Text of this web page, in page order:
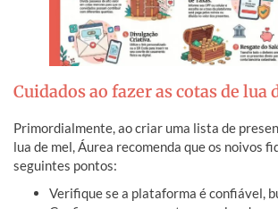
Cuidados ao fazer as cotas de lua
Primordialmente, ao criar uma lista de
lua de mel, Áurea recomenda que os noivos
seguintes pontos:
Verifique se a plataforma é confiável,